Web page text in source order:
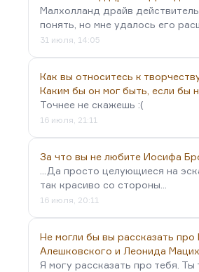
Малхолланд драйв
понять, но мне удалось его
31 июля, 14:05
Как вы относитесь к
Каким бы он мог быть, если бы
Точнее не скажешь :(
16 июля, 21:11
За что вы не любите Иосифа
...Да просто целующиеся на
так красиво со стороны...
16 июля, 20:11
Не могли бы вы рассказать про
Алешковского и Леонида
Я могу рассказать про тебя. Ты